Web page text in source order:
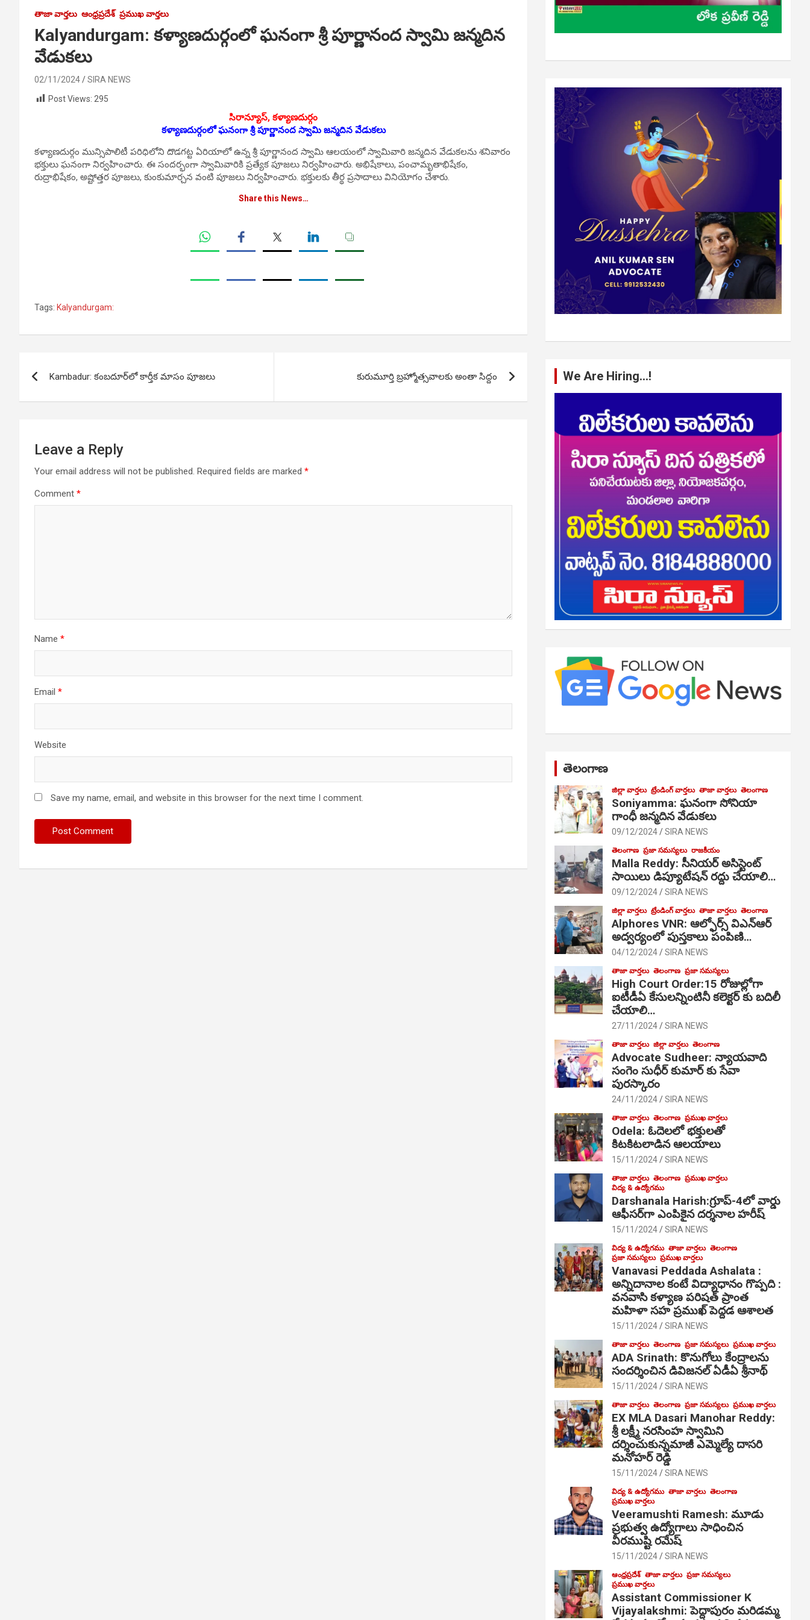
తాజా వార్తలు ఆంధ్రప్రదేశ్ ప్రముఖ వార్తలు
Kalyandurgam: కళ్యాణదుర్గంలో ఘనంగా శ్రీ పూర్ణానంద స్వామి జన్మదిన
వేడుకలు
02/11/2024
SIRA NEWS
Post Views: 295
సిరాన్యూస్, కళ్యాణదుర్గం
కళ్యాణదుర్గంలో ఘనంగా శ్రీ పూర్ణానంద స్వామి జన్మదిన వేడుకలు
కళ్యాణదుర్గం మున్సిపాలిటీ పరిధిలోని దొడగట్ట ఏరియాలో ఉన్న శ్రీ పూర్ణానంద స్వామి ఆలయంలో స్వామివారి జన్మదిన వేడుకలను శ‌నివారం
భక్తులు ఘనంగా నిర్వహించారు. ఈ సందర్భంగా స్వామివారికి ప్రత్యేక పూజలు నిర్వహించారు. అభిషేకాలు, పంచామృతాభిషేకం,
రుద్రాభిషేకం, అష్టోత్తర పూజలు, కుంకుమార్చన వంటి పూజలు నిర్వహించారు. భక్తులకు తీర్థ ప్రసాదాలు వినియోగం చేశారు.
Share this News…
Tags: Kalyandurgam:
navigation
Kambadur: కంబదూర్‌లో కార్తీక మాసం పూజలు కురుమూర్తి బ్రహ్మోత్సవాలకు అంతా సిద్దం
Leave a Reply
Your email address will not be published. Required fields are marked *
Comment *
Name *
Email *
Website
Save my name, email, and website in this browser for the next time I comment.
We Are Hiring…!
తెలంగాణ
జిల్లా వార్తలు ట్రేండింగ్ వార్తలు తాజా వార్తలు తెలంగాణ
Soniyamma: ఘ‌నంగా సోనియా
గాంధీ జ‌న్మ‌దిన వేడుక‌లు
09/12/2024 SIRA NEWS
తెలంగాణ ప్రజా సమస్యలు రాజకీయం
Malla Reddy: సీనియర్ అసిస్టెంట్
సాయిలు డిప్యూటేషన్ రద్దు చేయాలి…
09/12/2024 SIRA NEWS
జిల్లా వార్తలు ట్రేండింగ్ వార్తలు తాజా వార్తలు తెలంగాణ
Alphores VNR: ఆల్ఫోర్స్ విఎన్ఆర్
అద్వర్యంలో పుస్తకాలు పంపిణి…
04/12/2024 SIRA NEWS
తాజా వార్తలు తెలంగాణ ప్రజా సమస్యలు
High Court Order:15 రోజుల్లోగా
ఐటీడీఏ కేసులన్నింటినీ కలెక్టర్ కు బదిలీ
చేయాలి…
27/11/2024 SIRA NEWS
తాజా వార్తలు జిల్లా వార్తలు తెలంగాణ
Advocate Sudheer: న్యాయవాది
సంగెం సుధీర్ కుమార్ కు సేవా
పురస్కారం
24/11/2024 SIRA NEWS
తాజా వార్తలు తెలంగాణ ప్రముఖ వార్తలు
Odela: ఓదెల‌లో భక్తులతో
కిటకిటలాడిన ఆల‌యాలు
15/11/2024 SIRA NEWS
తాజా వార్తలు తెలంగాణ ప్రముఖ వార్తలు
విద్య & ఉద్యోగము
Darshanala Harish:గ్రూప్-4లో వార్డు
ఆఫీసర్‌గా ఎంపికైన దర్శనాల హరీష్
15/11/2024 SIRA NEWS
విద్య & ఉద్యోగము తాజా వార్తలు తెలంగాణ
ప్రజా సమస్యలు ప్రముఖ వార్తలు
Vanavasi Peddada Ashalata :
అన్నిదానాల కంటే విద్యాధానం గొప్పది :
వనవాసి కళ్యాణ పరిషత్ ప్రాంత
మహిళా సహ ప్రముఖ్ పెద్దడ ఆశాలత
15/11/2024 SIRA NEWS
తాజా వార్తలు తెలంగాణ ప్రజా సమస్యలు ప్రముఖ వార్తలు
ADA Srinath: కొనుగోలు కేంద్రాల‌ను
సంద‌ర్శించిన డివిజనల్ ఏడీఏ శ్రీనాథ్
15/11/2024 SIRA NEWS
తాజా వార్తలు తెలంగాణ ప్రజా సమస్యలు ప్రముఖ వార్తలు
EX MLA Dasari Manohar Reddy:
శ్రీ లక్ష్మీ నరసింహ స్వామిని
దర్శించుకున్నమాజీ ఎమ్మెల్యే దాసరి
మనోహర్ రెడ్డి
15/11/2024 SIRA NEWS
విద్య & ఉద్యోగము తాజా వార్తలు తెలంగాణ
ప్రముఖ వార్తలు
Veeramushti Ramesh: మూడు
ప్రభుత్వ ఉద్యోగాలు సాధించిన
వీరముష్టి రమేష్
15/11/2024 SIRA NEWS
ఆంధ్రప్రదేశ్ తాజా వార్తలు ప్రజా సమస్యలు
ప్రముఖ వార్తలు
Assistant Commissioner K
Vijayalakshmi: పెద్దాపురం మరిడమ్మ